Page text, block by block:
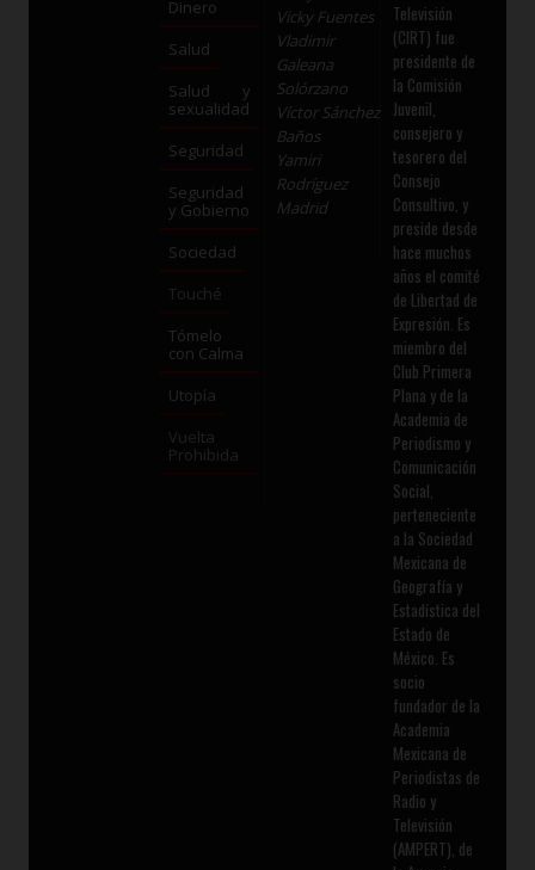
Dinero
Salud
Salud y
sexualidad
Seguridad
Seguridad
y Gobierno
Sociedad
Touché
Tómelo
con Calma
Utopía
Vuelta
Prohibida
Vicky Fuentes
Vladimir
Galeana
Solórzano
Víctor Sánchez
Baños
Yamiri
Rodríguez
Madrid
Televisión
(CIRT) fue
presidente de
la Comisión
Juvenil,
consejero y
tesorero del
Consejo
Consultivo, y
preside desde
hace muchos
años el comité
de Libertad de
Expresión. Es
miembro del
Club Primera
Plana y de la
Academia de
Periodismo y
Comunicación
Social,
perteneciente
a la Sociedad
Mexicana de
Geografía y
Estadística del
Estado de
México. Es
socio
fundador de la
Academia
Mexicana de
Periodistas de
Radio y
Televisión
(AMPERT), de